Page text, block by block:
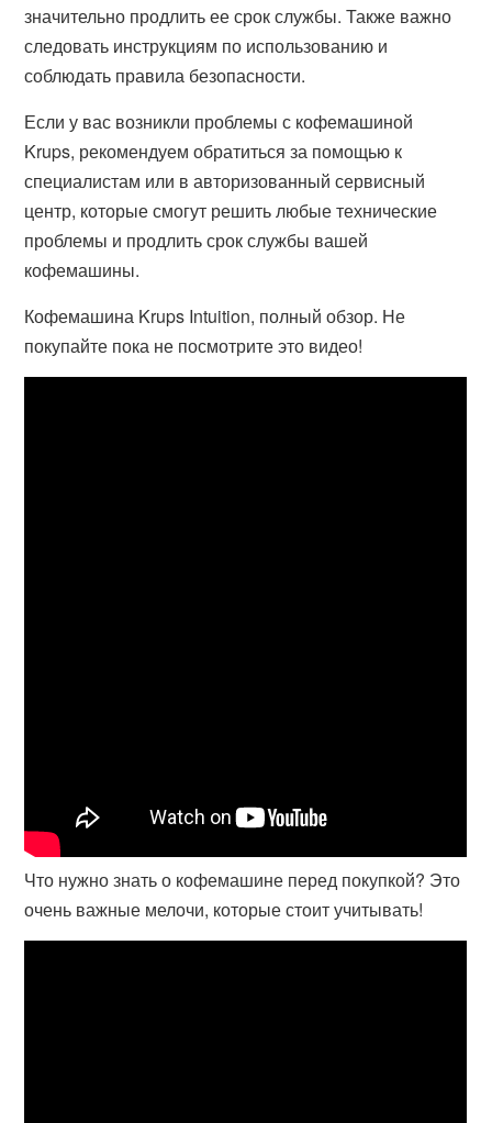
значительно продлить ее срок службы. Также важно
следовать инструкциям по использованию и
соблюдать правила безопасности.
Если у вас возникли проблемы с кофемашиной
Krups, рекомендуем обратиться за помощью к
специалистам или в авторизованный сервисный
центр, которые смогут решить любые технические
проблемы и продлить срок службы вашей
кофемашины.
Кофемашина Krups Intuition, полный обзор. Не
покупайте пока не посмотрите это видео!
Что нужно знать о кофемашине перед покупкой? Это
очень важные мелочи, которые стоит учитывать!